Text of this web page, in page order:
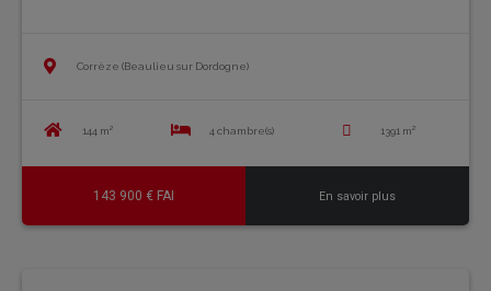
Corrèze (Beaulieu sur Dordogne)
144 m² 4 chambre(s) 1391 m²
143 900 € FAI En savoir plus